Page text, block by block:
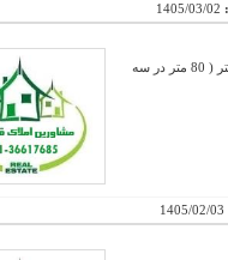
1405/03/02
فروش یک محل کارخانه دارای یک سالن سوله به متراژ 500 با یک جرثقیل هوایی و یک ساختمان اداری به متراژ 168 متر ( 80 متر در سه
1405/02/03